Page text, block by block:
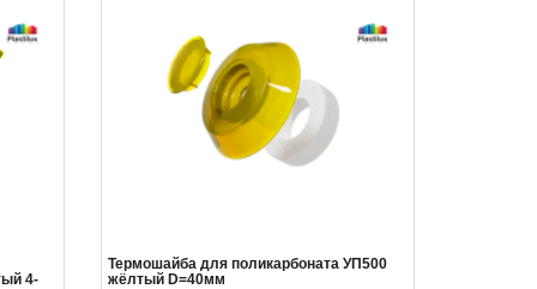
4-
Термошайба для поликарбоната УП500
жёлтый D=40мм